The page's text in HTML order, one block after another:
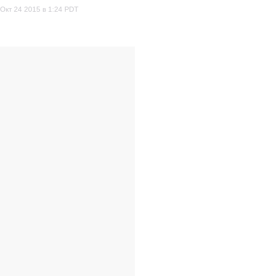
Окт 24 2015 в 1:24 PDT